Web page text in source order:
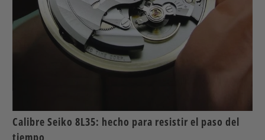
Calibre Seiko 8L35: hecho para resistir el paso del
tiempo